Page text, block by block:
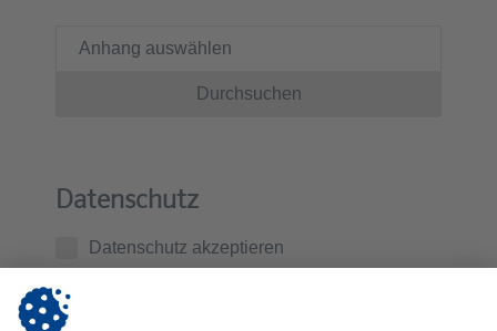
Anhang auswählen
Durchsuchen
Datenschutz
Datenschutz akzeptieren
Ich habe die
genommen. Ich stimme zu, dass die von mir